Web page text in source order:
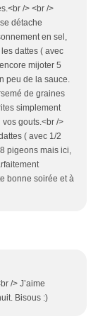
/> J’aime
Bisous :)